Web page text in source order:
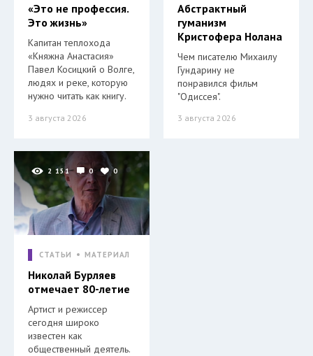
«Это не профессия.
Это жизнь»
Капитан теплохода
«Княжна Анастасия»
Павел Косицкий о Волге,
людях и реке, которую
нужно читать как книгу.
3 августа 2026
Абстрактный
гуманизм
Кристофера Нолана
Чем писателю Михаилу
Гундарину не
понравился фильм
"Одиссея".
3 августа 2026
2 151 0 0
СТАТЬИ МАТЕРИАЛ
Николай Бурляев
отмечает 80-летие
Артист и режиссер
сегодня широко
известен как
общественный деятель.